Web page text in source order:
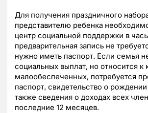
Для получения праздничного
представителю ребенка
центр социальной поддержки в
предварительная запись не
нужно иметь паспорт. Если семья
социальных выплат, но относится к
малообеспеченных, потребуется
паспорт, свидетельство о
также сведения о доходах всех
последние 12 месяцев.